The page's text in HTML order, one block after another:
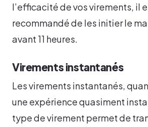
l’efficacité de vos virements, il
recommandé de les initier le
avant 11 heures.
Virements instantanés
Les virements instantanés,
une expérience quasiment
type de virement permet de